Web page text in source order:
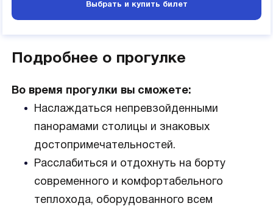
Выбрать и купить билет
Подробнее о прогулке
Во время прогулки вы сможете:
Наслаждаться непревзойденными
панорамами столицы и знаковых
достопримечательностей.
Расслабиться и отдохнуть на борту
современного и комфортабельного
теплохода, оборудованного всем